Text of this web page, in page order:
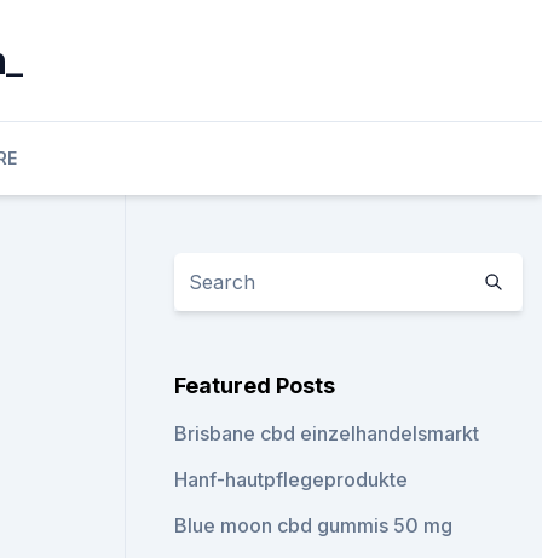
Featured Posts
Brisbane cbd einzelhandelsmarkt
Hanf-hautpflegeprodukte
Blue moon cbd gummis 50 mg